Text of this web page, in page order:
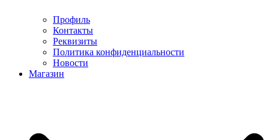
Профиль
Контакты
Реквизиты
Политика конфиденциальности
Новости
Магазин